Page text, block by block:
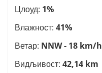
Цлоуд: 1%
Влажност: 41%
Ветар: NNW - 18 km/h
Видљивост: 42,14 km